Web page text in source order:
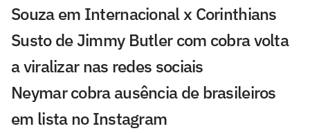
Souza em Internacional x Corinthians
Susto de Jimmy Butler com cobra volta
a viralizar nas redes sociais
Neymar cobra ausência de brasileiros
em lista no Instagram